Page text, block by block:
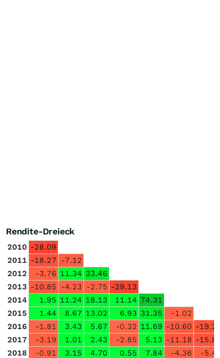
Rendite-Dreieck
2010 -28.09
2011 -18.27 -7.12
2012
-3.76 11.34 33.46
2013 -10.85 -4.23 -2.75 -29.13
2014
1.95 11.24 18.13 11.14 74.31
2015
1.44 8.67 13.02 6.93 31.35
-1.02
2016
-1.81 3.43 5.67 -0.32 11.69 -10.60 -
2017
-3.19 1.01 2.43 -2.85 5.13 -11.18 -
2018
-0.91 3.15 4.70 0.55 7.84 -4.36
-